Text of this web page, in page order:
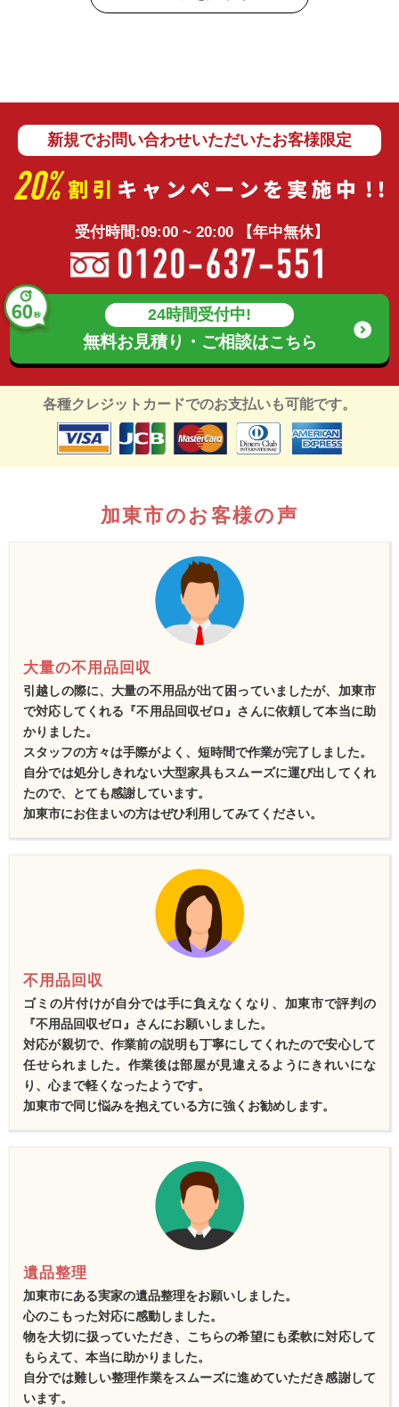
新規でお問い合わせいただいたお客様限定
受付時間:09:00 ~ 20:00 【年中無休】
24時間受付中!
無料お見積り・ご相談はこちら
各種クレジットカードでのお支払いも可能です。
加東市のお客様の声
大量の不用品回収
引越しの際に、大量の不用品が出て困っていましたが、加東市
で対応してくれる『不用品回収ゼロ』さんに依頼して本当に助
かりました。
スタッフの方々は手際がよく、短時間で作業が完了しました。
自分では処分しきれない大型家具もスムーズに運び出してくれ
たので、とても感謝しています。
加東市にお住まいの方はぜひ利用してみてください。
不用品回収
ゴミの片付けが自分では手に負えなくなり、加東市で評判の
『不用品回収ゼロ』さんにお願いしました。
対応が親切で、作業前の説明も丁寧にしてくれたので安心して
任せられました。作業後は部屋が見違えるようにきれいにな
り、心まで軽くなったようです。
加東市で同じ悩みを抱えている方に強くお勧めします。
遺品整理
加東市にある実家の遺品整理をお願いしました。
心のこもった対応に感動しました。
物を大切に扱っていただき、こちらの希望にも柔軟に対応して
もらえて、本当に助かりました。
自分では難しい整理作業をスムーズに進めていただき感謝して
います。